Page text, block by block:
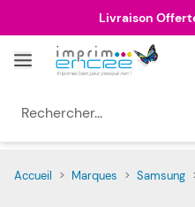
Livraison
Menu
Accueil > Marques > Samsung